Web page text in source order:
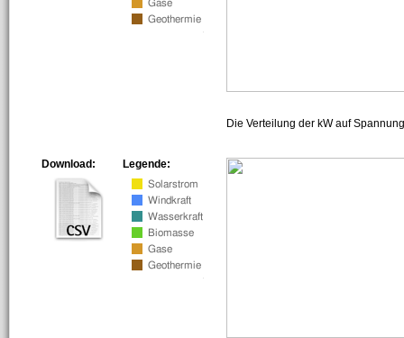
Die Verteilung der kW auf
Legende:
Download: